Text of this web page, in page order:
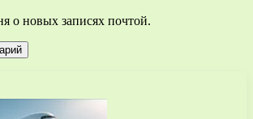
о новых записях почтой.